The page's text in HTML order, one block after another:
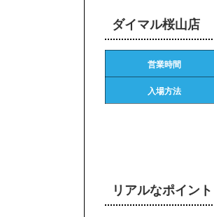
ダイマル桜山店
営業時間
入場方法
リアルなポイント